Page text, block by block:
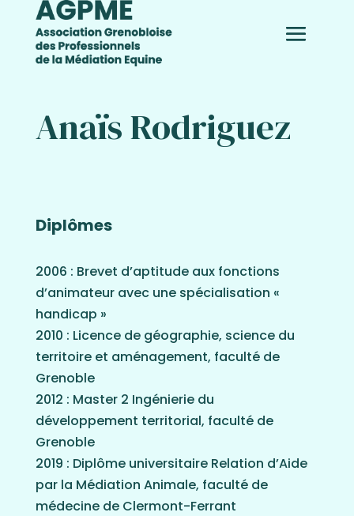
Anaïs Rodriguez
Diplômes
2006 : Brevet d’aptitude aux fonctions
d’animateur avec une spécialisation «
handicap »
2010 : Licence de géographie, science du
territoire et aménagement, faculté de
Grenoble
2012 : Master 2 Ingénierie du
développement territorial, faculté de
Grenoble
2019 : Diplôme universitaire Relation d’Aide
par la Médiation Animale, faculté de
médecine de Clermont-Ferrant